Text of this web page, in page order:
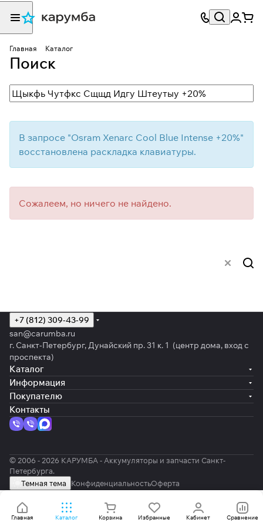
Главная Каталог
Поиск
В запросе "Osram Xenarc Cool Blue Intense +20%"
восстановлена раскладка клавиатуры.
Сожалеем, но ничего не найдено.
Главная Каталог Корзина Избранные Кабинет Сравнение
+7 (812) 309-43-99
san@carumba.ru
г. Санкт-Петербург, Дунайский пр. 31 к. 1 (центр дома, вход с
проспекта)
Каталог
Информация
Покупателю
Контакты
© 2006 - 2026 КАРУМБА - Аккумуляторы и запчасти Санкт-
Петербурга.
Темная тема
КонфиденциальностьОферта